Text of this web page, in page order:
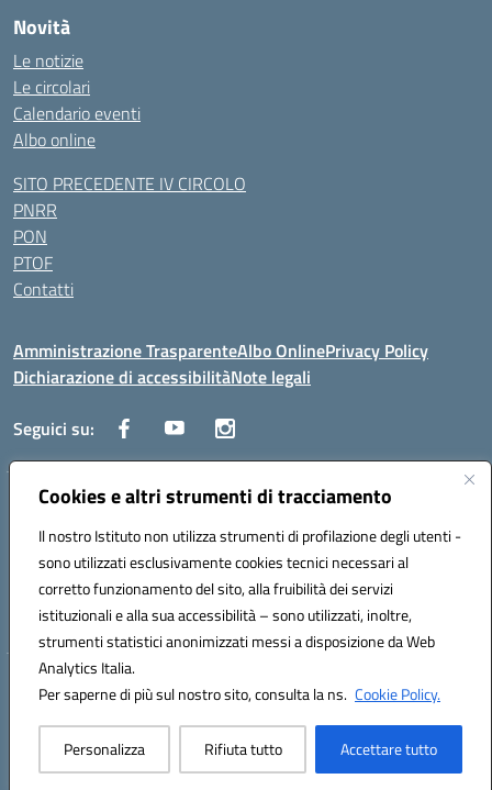
Cookies e altri strumenti di tracciamento
Il nostro Istituto non utilizza strumenti di profilazione degli utenti -
sono utilizzati esclusivamente cookies tecnici necessari al
corretto funzionamento del sito, alla fruibilità dei servizi
istituzionali e alla sua accessibilità – sono utilizzati, inoltre,
strumenti statistici anonimizzati messi a disposizione da Web
Analytics Italia.
Per saperne di più sul nostro sito, consulta la ns. Cookie Policy.
Personalizza Rifiuta tutto Accettare tutto
Novità
Le notizie
Le circolari
Calendario eventi
Albo online
SITO PRECEDENTE IV CIRCOLO
PNRR
PON
PTOF
Contatti
Amministrazione TrasparenteAlbo OnlinePrivacy Policy
Dichiarazione di accessibilitàNote legali
Seguici su:
Traversa Fondo d'Orto n.19B - Cap 80053 - Castellammare di Stabia
(NA) - Tel. 0818701043 - Mail: naic847006@istruzione.it - PEC:
Codice meccanografico: NAIC847006 - Codice iPA: istsc_naic847006 -
C.F. 82009060631 - Codice univoco fatturazione elettronica (CUF):
UFUAUC
Hosting & Powered by 3D Solution S.r.l.
Concept & Design by Designers Italia